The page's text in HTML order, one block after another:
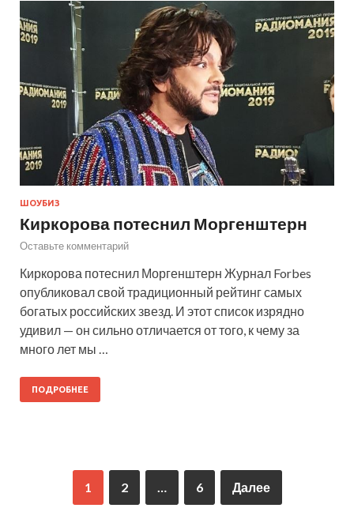
ШОУБИЗ
Киркорова потеснил Моргенштерн
Оставьте комментарий
Киркорова потеснил Моргенштерн Журнал Forbes
опубликовал свой традиционный рейтинг самых
богатых российских звезд. И этот список изрядно
удивил — он сильно отличается от того, к чему за
много лет мы …
ПОДРОБНЕЕ
1 2 6 Далее